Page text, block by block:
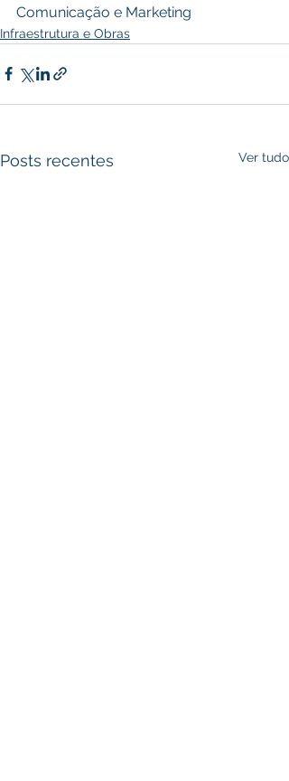
Comunicação e Marketing
Infraestrutura e Obras
Posts recentes Ver tudo